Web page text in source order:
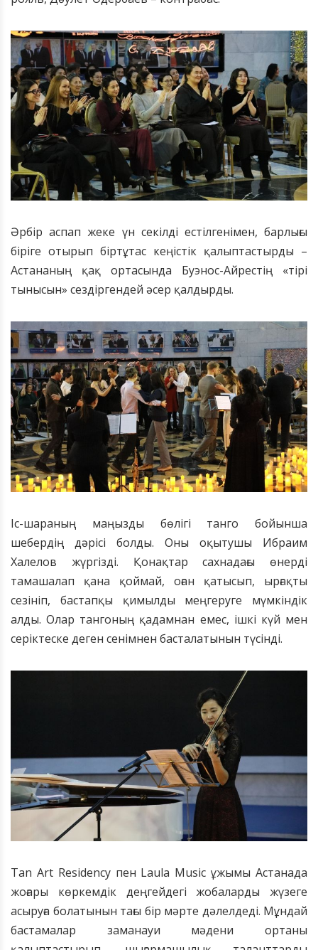
Әрбір аспап жеке үн секілді естілгенімен, барлығы
біріге отырып біртұтас кеңістік қалыптастырды –
Астананың қақ ортасында Буэнос-Айрестің «тірі
тынысын» сездіргендей әсер қалдырды.
Іс-шараның маңызды бөлігі танго бойынша
шебердің дәрісі болды. Оны оқытушы Ибраим
Халелов жүргізді. Қонақтар сахнадағы өнерді
тамашалап қана қоймай, оған қатысып, ырғақты
сезініп, бастапқы қимылды меңгеруге мүмкіндік
алды. Олар тангоның қадамнан емес, ішкі күй мен
серіктеске деген сенімнен басталатынын түсінді.
Tan Art Residency пен Laula Music ұжымы Астанада
жоғары көркемдік деңгейдегі жобаларды жүзеге
асыруға болатынын тағы бір мәрте дәлелдеді. Мұндай
бастамалар заманауи мәдени ортаны